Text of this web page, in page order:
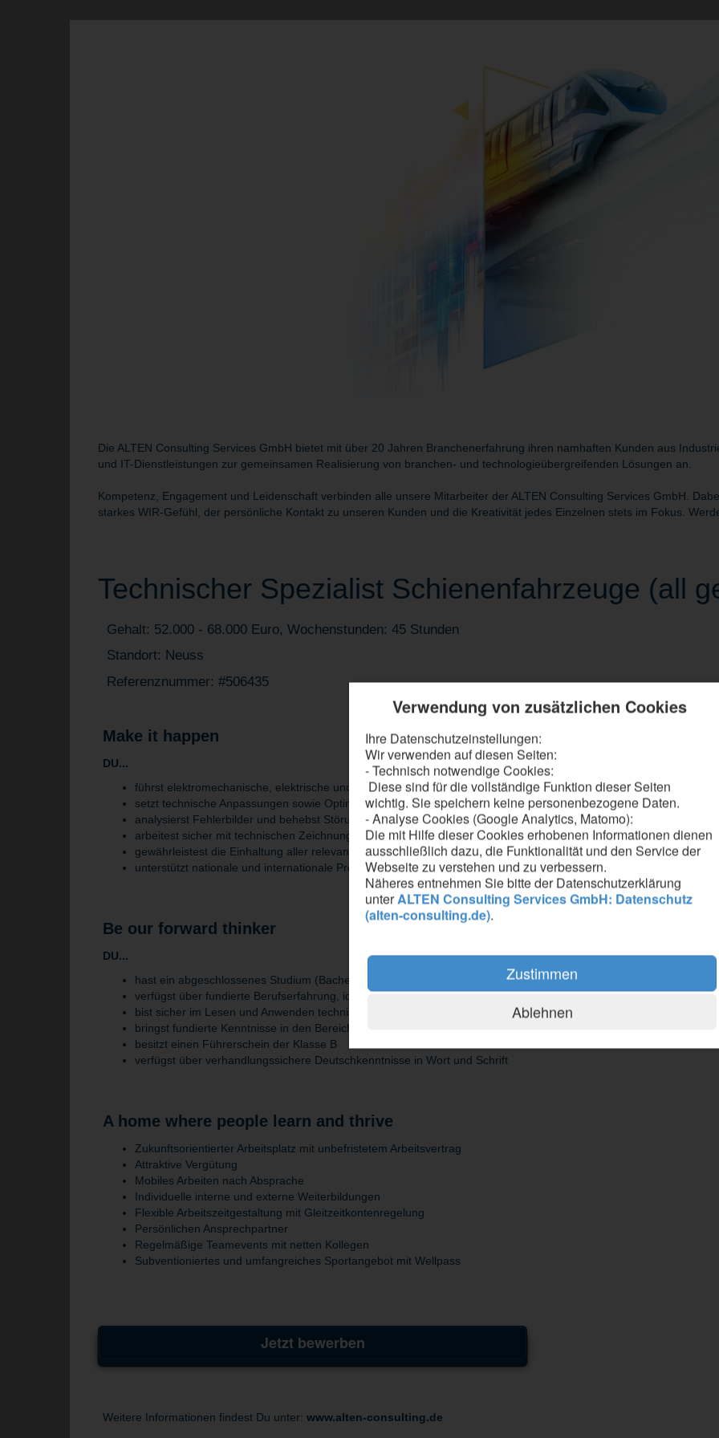
Verwendung von zusätzlichen Cookies
Ihre Datenschutzeinstellungen:
Wir verwenden auf diesen Seiten:
- Technisch notwendige Cookies:
Diese sind für die vollständige Funktion dieser Seiten
wichtig. Sie speichern keine personenbezogene Daten.
- Analyse Cookies (Google Analytics, Matomo):
Die mit Hilfe dieser Cookies erhobenen Informationen dienen
ausschließlich dazu, die Funktionalität und den Service der
Webseite zu verstehen und zu verbessern.
Näheres entnehmen Sie bitte der Datenschutzerklärung
unterALTEN Consulting Services GmbH: Datenschutz
(alten-consulting.de).
Zustimmen
Ablehnen
Die ALTEN Consulting Services GmbH bietet mit über 20 Jahren Branchenerfahrung ihren namhaften Kunden aus
und IT-Dienstleistungen zur gemeinsamen Realisierung von branchen- und technologieübergreifenden Lösungen an.
Kompetenz, Engagement und Leidenschaft verbinden alle unsere Mitarbeiter der ALTEN Consulting Services GmbH.
starkes WIR-Gefühl, der persönliche Kontakt zu unseren Kunden und die Kreativität jedes Einzelnen stets im Fokus.
Technischer Spezialist Schienenfahrzeuge (all
Gehalt: 52.000 - 68.000 Euro, Wochenstunden: 45 Stunden
Standort: Neuss
Referenznummer: #506435
Make it happen
DU...
führst elektromechanische, elektrische und elektronische Umbauten an Schaltschränken, Geräten und
setzt technische Anpassungen sowie Optimierungsmaßnahmen an bestehenden Systemen eigenständig um
analysierst Fehlerbilder und behebst Störungen an Fahrzeugen direkt beim Kunden vor Ort
arbeitest sicher mit technischen Zeichnungen, Stromlaufplänen und 3D-Modellen
gewährleistest die Einhaltung aller relevanten Sicherheits- und Qualitätsstandards
unterstützt nationale und internationale Projekte und bringst deine Expertise vor Ort ein
Be our forward thinker
DU...
hast ein abgeschlossenes Studium (Bachelor) der Elektrotechnik, Mechatronik oder eine vergleichbare technische
verfügst über fundierte Berufserfahrung, idealerweise im Bereich Schienenfahrzeuge oder verwandten Industrien
bist sicher im Lesen und Anwenden technischer Zeichnungen, Stromlaufpläne und 3D-Modelle (z. B. Siemens NX)
bringst fundierte Kenntnisse in den Bereichen elektrische Systeme, Steuerungs- und Antriebstechnik mit
besitzt einen Führerschein der Klasse B
verfügst über verhandlungssichere Deutschkenntnisse in Wort und Schrift
A home where people learn and thrive
Zukunftsorientierter Arbeitsplatz mit unbefristetem Arbeitsvertrag
Attraktive Vergütung
Mobiles Arbeiten nach Absprache
Individuelle interne und externe Weiterbildungen
Flexible Arbeitszeitgestaltung mit Gleitzeitkontenregelung
Persönlichen Ansprechpartner
Regelmäßige Teamevents mit netten Kollegen
Subventioniertes und umfangreiches Sportangebot mit Wellpass
Jetzt bewerben
Weitere Informationen findest Du unter: www.alten-consulting.de